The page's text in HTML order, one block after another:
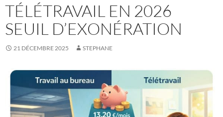
TÉLÉTRAVAIL EN 2026
SEUIL D’EXONÉRATION
21 DÉCEMBRE 2025 STEPHANE